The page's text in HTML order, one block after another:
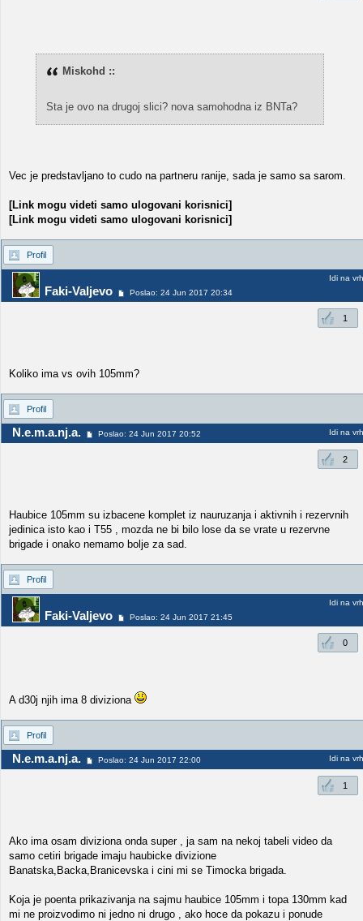
Miskohd ::
Sta je ovo na drugoj slici? nova samohodna iz BNTa?
Vec je predstavljano to cudo na partneru ranije, sada je samo sa sarom.
[Link mogu videti samo ulogovani korisnici]
[Link mogu videti samo ulogovani korisnici]
Profil
Faki-Valjevo Poslao: 24 Jun 2017 20:34
Idi na vrh
1
Koliko ima vs ovih 105mm?
Profil
N.e.m.a.nj.a. Poslao: 24 Jun 2017 20:52 Idi na vrh
2
Haubice 105mm su izbacene komplet iz nauruzanja i aktivnih i rezervnih
jedinica isto kao i T55 , mozda ne bi bilo lose da se vrate u rezervne
brigade i onako nemamo bolje za sad.
Profil
Faki-Valjevo Poslao: 24 Jun 2017 21:45
Idi na vrh
0
A d30j njih ima 8 diviziona
Profil
N.e.m.a.nj.a. Poslao: 24 Jun 2017 22:00 Idi na vrh
1
Ako ima osam diviziona onda super , ja sam na nekoj tabeli video da
samo cetiri brigade imaju haubicke divizione
Banatska,Backa,Branicevska i cini mi se Timocka brigada.
Koja je poenta prikazivanja na sajmu haubice 105mm i topa 130mm kad
mi ne proizvodimo ni jedno ni drugo , ako hoce da pokazu i ponude